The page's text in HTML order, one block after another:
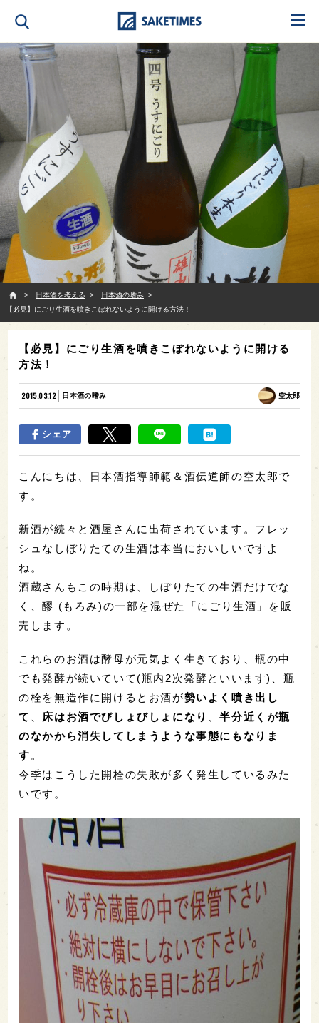
日本酒を考える
日本酒の嗜み
【必見】にごり生酒を噴きこぼれないように開ける方法！
【必見】にごり生酒を噴きこぼれないように開ける
方法！
2015.03.12 日本酒の嗜み 空太郎
シェア
こんにちは、日本酒指導師範＆酒伝道師の空太郎で
す。
新酒が続々と酒屋さんに出荷されています。フレッ
シュなしぼりたての生酒は本当においしいですよ
ね。
酒蔵さんもこの時期は、しぼりたての生酒だけでな
く、醪 (もろみ)の一部を混ぜた「にごり生酒」を販
売します。
これらのお酒は酵母が元気よく生きており、瓶の中
でも発酵が続いていて(瓶内2次発酵といいます)、瓶
の栓を無造作に開けるとお酒が勢いよく噴き出し
て
床はお酒でびしょびしょになり 、半分近くが瓶
のなかから消失してしまうような事態にもなりま
す 。
今季はこうした開栓の失敗が多く発生しているみた
いです。